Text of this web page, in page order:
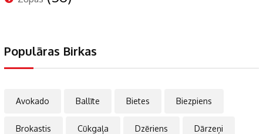
Populāras Birkas
Avokado Ballīte Bietes Biezpiens
Brokastis Cūkgaļa Dzēriens Dārzeņi